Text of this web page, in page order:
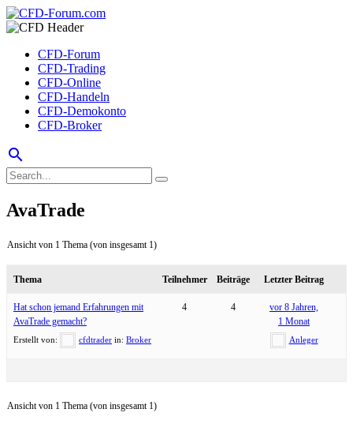
CFD-Forum
CFD-Trading
CFD-Online
CFD-Handeln
CFD-Demokonto
CFD-Broker
search
AvaTrade
Ansicht von 1 Thema (von insgesamt 1)
Thema Teilnehmer Beiträge Letzter Beitrag
Hat schon jemand Erfahrungen mit
AvaTrade gemacht?
Erstellt von: cfdtrader in: Broker
4 4
vor 8 Jahren,
1 Monat
Anleger
Ansicht von 1 Thema (von insgesamt 1)